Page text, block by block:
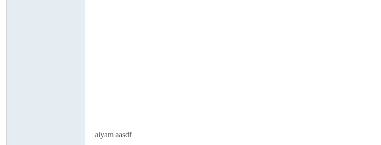
aiyam aasdf